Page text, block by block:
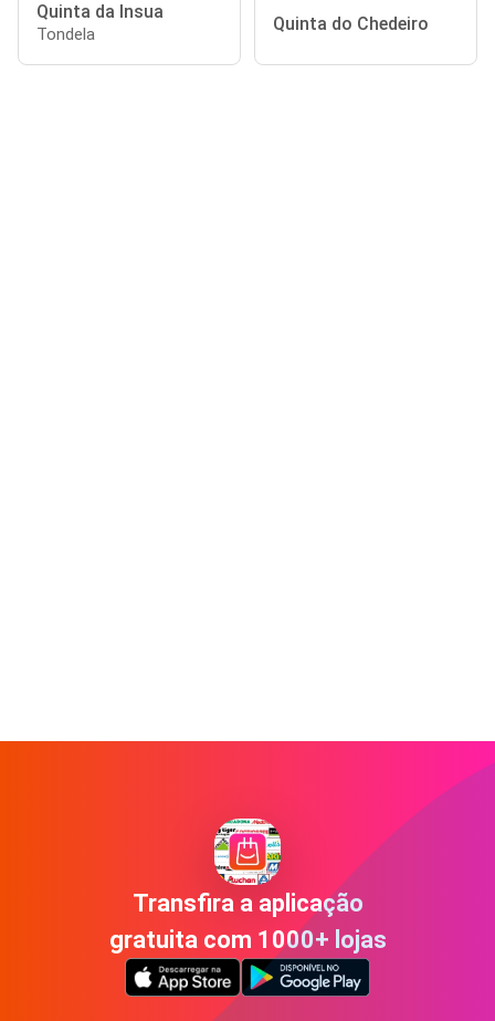
Quinta da Insua
Tondela Quinta do Chedeiro
Transfira a aplicação
gratuita com 1000+ lojas